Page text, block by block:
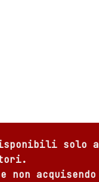
solo a
non